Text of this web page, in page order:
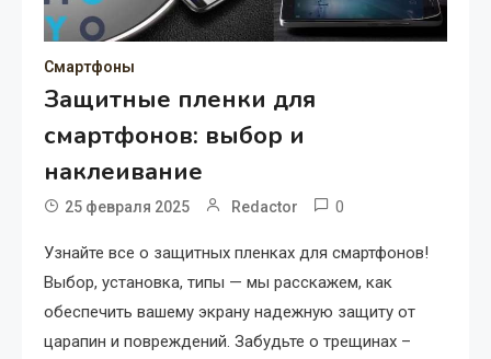
Смартфоны
Защитные пленки для
смартфонов: выбор и
наклеивание
25 февраля 2025 Redactor 0
Узнайте все о защитных пленках для смартфонов!
Выбор, установка, типы — мы расскажем, как
обеспечить вашему экрану надежную защиту от
царапин и повреждений. Забудьте о трещинах –